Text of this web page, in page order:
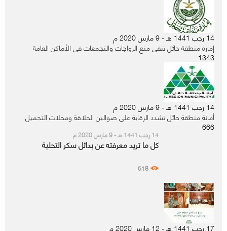
14 رجب 1441 هـ - 9 مارس 2020 م
إمارة منطقة حائل تنفي منع الزواجات والتجمعات في الأماكن العامة
1343
14 رجب 1441 هـ - 9 مارس 2020 م
أمانة منطقة حائل تشدد الرقابة على صوالين الحلاقة ومحلات التجميل
666
14 رجب 1441 هـ - 9 مارس 2020 م
كل ما تريد معرفته عن بدائل سكر التحلية
518
17 رجب 1441 هـ - 12 مارس 2020 م